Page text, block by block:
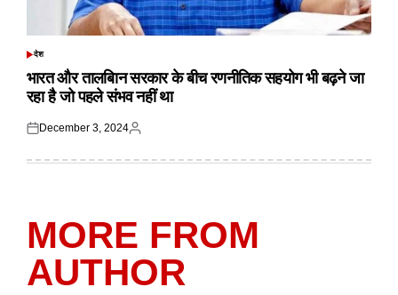
POSTED
देश
भारत और तालबिान सरकार के बीच रणनीतिक सहयोग भी बढ़ने जा
रहा है जो पहले संभव नहीं था
Posted
December 3, 2024
Posted
MORE FROM
AUTHOR